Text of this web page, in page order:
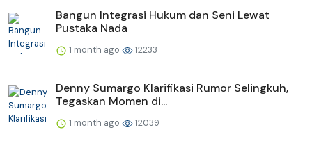
Bangun Integrasi Hukum dan Seni Lewat
Pustaka Nada
1 month ago 12233
Denny Sumargo Klarifikasi Rumor Selingkuh,
Tegaskan Momen di...
1 month ago 12039